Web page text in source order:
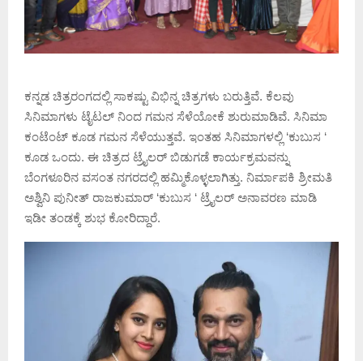
ಕನ್ನಡ ಚಿತ್ರರಂಗದಲ್ಲಿ ಸಾಕಷ್ಟು ವಿಭಿನ್ನ ಚಿತ್ರಗಳು ಬರುತ್ತಿವೆ. ಕೆಲವು
ಸಿನಿಮಾಗಳು ಟೈಟಲ್ ನಿಂದ ಗಮನ ಸೆಳೆಯೋಕೆ ಶುರುಮಾಡಿವೆ. ಸಿನಿಮಾ
ಕಂಟೆಂಟ್ ಕೂಡ ಗಮನ ಸೆಳೆಯುತ್ತವೆ. ಇಂತಹ ಸಿನಿಮಾಗಳಲ್ಲಿ ‘ಕುಬುಸ ‘
ಕೂಡ ಒಂದು. ಈ ಚಿತ್ರದ ಟ್ರೈಲರ್ ಬಿಡುಗಡೆ ಕಾರ್ಯಕ್ರಮವನ್ನು
ಬೆಂಗಳೂರಿನ ವಸಂತ ನಗರದಲ್ಲಿ ಹಮ್ಮಿಕೊಳ್ಳಲಾಗಿತ್ತು. ನಿರ್ಮಾಪಕಿ ಶ್ರೀಮತಿ
ಅಶ್ವಿನಿ ಪುನೀತ್ ರಾಜಕುಮಾರ್ ‘ಕುಬುಸ ‘ ಟ್ರೈಲರ್ ಅನಾವರಣ ಮಾಡಿ
ಇಡೀ ತಂಡಕ್ಕೆ ಶುಭ ಕೋರಿದ್ದಾರೆ.